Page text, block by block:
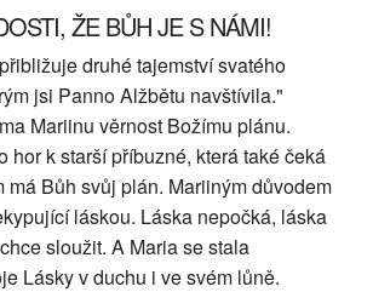
ŽE BŮH JE S NÁMI!
druhé tajemství svatého
jsi Panno Alžbětu navštívila."
Mariinu věrnost Božímu plánu.
hor k starší příbuzné, která také čeká
má Bůh svůj plán. Mariiným důvodem
láskou. Láska nepočká, láska
sloužit. A Maria se stala
Lásky v duchu i ve svém lůně.